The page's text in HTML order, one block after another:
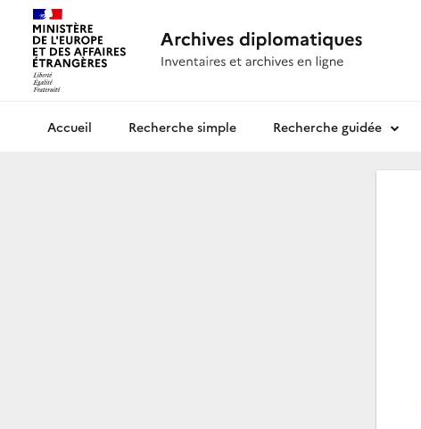
Archives diplomatiquesRecherche simple Recherche guidée